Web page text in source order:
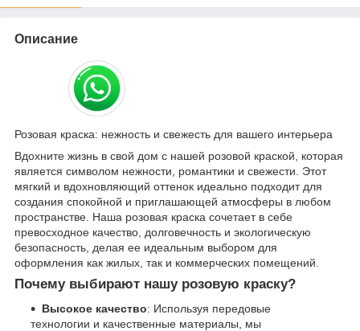
Описание
Розовая краска: нежность и свежесть для вашего интерьера
Вдохните жизнь в свой дом с нашей розовой краской, которая
является символом нежности, романтики и свежести. Этот
мягкий и вдохновляющий оттенок идеально подходит для
создания спокойной и приглашающей атмосферы в любом
пространстве. Наша розовая краска сочетает в себе
превосходное качество, долговечность и экологическую
безопасность, делая ее идеальным выбором для
оформления как жилых, так и коммерческих помещений.
Почему выбирают нашу розовую краску?
Высокое качество: Используя передовые
технологии и качественные материалы, мы